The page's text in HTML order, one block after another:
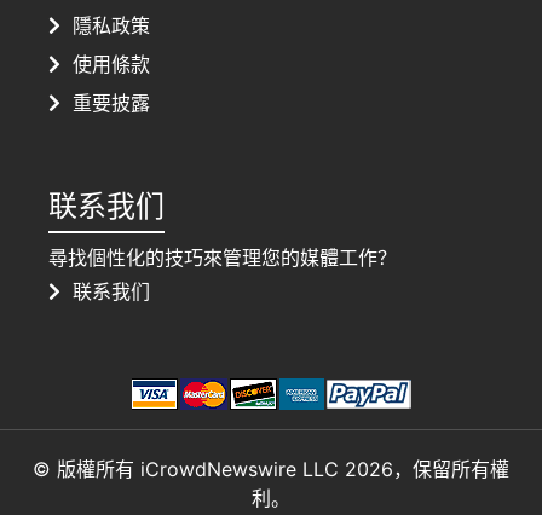
隱私政策
使用條款
重要披露
联系我们
尋找個性化的技巧來管理您的媒體工作？
联系我们
© 版權所有 iCrowdNewswire LLC 2026，保留所有權
利。